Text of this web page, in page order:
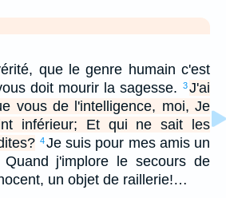
que le genre humain c'est
doit mourir la sagesse.
3J'ai
vous de l'intelligence, moi, Je
inférieur; Et qui ne sait les
4Je suis pour mes amis un
j'implore le secours de
un objet de raillerie!…